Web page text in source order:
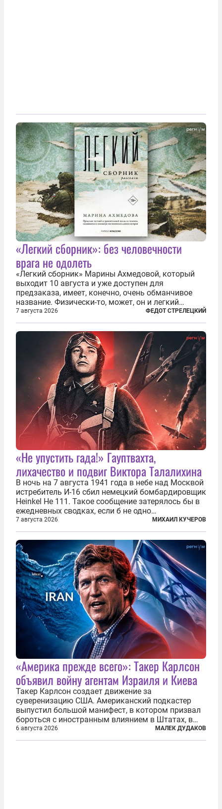
«Легкий сборник»: без человечности
врага не одолеть
«Легкий сборник» Марины Ахмедовой, который
выходит 10 августа и уже доступен для
предзаказа, имеет, конечно, очень обманчивое
название. Физически-то, может, он и легкий
относительно. Но метафизически —
безотносительно тяжелый. Десять рассказов,
каждый из которых напрямую или косвенно (в
основном —...
7 августа 2026 ФЕДОТ СТРЕЛЕЦКИЙ
«Не упустить гада!» Гауптвахта,
лихачество и подвиг Виктора Талалихина
В ночь на 7 августа 1941 года в небе над Москвой
истребитель И-16 сбил немецкий бомбардировщик
Heinkel He 111. Такое сообщение затерялось бы в
ежедневных сводках, если б не одно
обстоятельство. Это был один из первых в
истории отечественной авиации ночных таранов.
У пилота — младшего лейтенанта...
7 августа 2026 МИХАИЛ КУЧЕРОВ
«Америка прежде всего»: Такер Карлсон
объявил войну агентам Израиля и Киева
Такер Карлсон создает движение за
суверенизацию США. Американский подкастер
выпустил большой манифест, в котором призвал
бороться с иностранным влиянием в Штатах, в
первую очередь имея в виду Израиль. А также
прекратить заморские войны, выплатить
6 августа 2026 МАЛЕК ДУДАКОВ